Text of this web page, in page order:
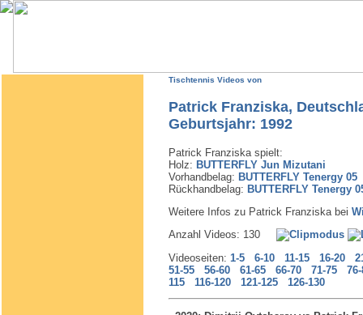
Tischtennis Videos von
Patrick Franziska,
Geburtsjahr: 1992
Patrick Franziska spielt:
Holz: BUTTERFLY Jun Mizutani
Vorhandbelag: BUTTERFLY Tenergy 05
Rückhandbelag: BUTTERFLY Tenergy
Weitere Infos zu Patrick Franziska bei
Anzahl Videos: 130
Videoseiten: 1-5 6-10 11-15 16-20
51-55
56-60 61-65 66-70 71-75
115
116-120 121-125 126-130